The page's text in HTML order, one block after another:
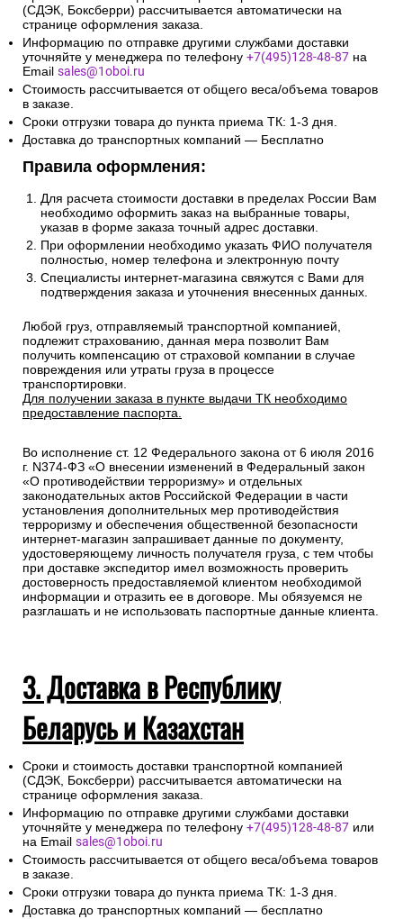
(СДЭК, Боксберри) рассчитывается автоматически на
странице оформления заказа.
Информацию по отправке другими службами доставки
уточняйте у менеджера по телефону +7(495)128-48-87 на
Email sales@1oboi.ru
Стоимость рассчитывается от общего веса/объема товаров
в заказе.
Сроки отгрузки товара до пункта приема ТК: 1-3 дня.
Доставка до транспортных компаний — Бесплатно
Правила оформления:
Для расчета стоимости доставки в пределах России Вам
необходимо оформить заказ на выбранные товары,
указав в форме заказа точный адрес доставки.
При оформлении необходимо указать ФИО получателя
полностью, номер телефона и электронную почту
Специалисты интернет-магазина свяжутся с Вами для
подтверждения заказа и уточнения внесенных данных.
Любой груз, отправляемый транспортной компанией,
подлежит страхованию, данная мера позволит Вам
получить компенсацию от страховой компании в случае
повреждения или утраты груза в процессе
транспортировки.
Для получении заказа в пункте выдачи ТК необходимо
предоставление паспорта.
Во исполнение ст. 12 Федерального закона от 6 июля 2016
г. N374-ФЗ «О внесении изменений в Федеральный закон
«О противодействии терроризму» и отдельных
законодательных актов Российской Федерации в части
установления дополнительных мер противодействия
терроризму и обеспечения общественной безопасности
интернет-магазин запрашивает данные по документу,
удостоверяющему личность получателя груза, с тем чтобы
при доставке экспедитор имел возможность проверить
достоверность предоставляемой клиентом необходимой
информации и отразить ее в договоре. Мы обязуемся не
разглашать и не использовать паспортные данные клиента.
3. Доставка в Республику
Беларусь и Казахстан
Сроки и стоимость доставки транспортной компанией
(СДЭК, Боксберри) рассчитывается автоматически на
странице оформления заказа.
Информацию по отправке другими службами доставки
уточняйте у менеджера по телефону +7(495)128-48-87 или
на Email sales@1oboi.ru
Стоимость рассчитывается от общего веса/объема товаров
в заказе.
Сроки отгрузки товара до пункта приема ТК: 1-3 дня.
Доставка до транспортных компаний — бесплатно